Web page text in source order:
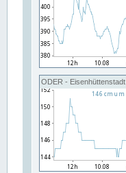
ODER - Eisenhüttenstadt